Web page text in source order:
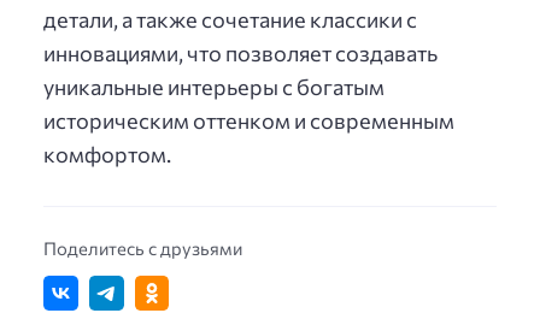
детали, а также сочетание классики с
инновациями, что позволяет создавать
уникальные интерьеры с богатым
историческим оттенком и современным
комфортом.
Поделитесь с друзьями